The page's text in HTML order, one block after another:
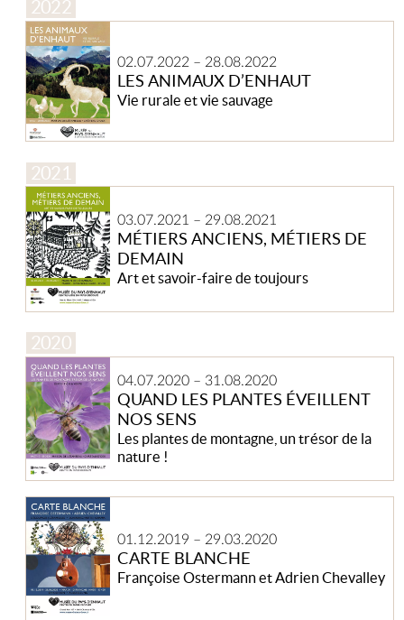
LES ANIMAUX D’ENHAUT
Vie rurale et vie sauvage
02.07.2022 – 28.08.2022
Les
animaux
d’Enhaut
MÉTIERS ANCIENS, MÉTIERS DE
DEMAIN
Art et savoir-faire de toujours
03.07.2021 – 29.08.2021
Métiers
anciens,
métiers
de
demain
QUAND LES PLANTES ÉVEILLENT
NOS SENS
Les plantes de montagne, un trésor de la
nature !
04.07.2020 – 31.08.2020
Quand
les
plantes
éveillent
nos
sens
CARTE BLANCHE
Françoise Ostermann et Adrien Chevalley
01.12.2019 – 29.03.2020
Carte
Blanche